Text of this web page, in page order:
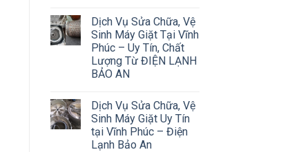
Dịch Vụ Sửa Chữa, Vệ
Sinh Máy Giặt Tại Vĩnh
Phúc – Uy Tín, Chất
Lượng Từ ĐIỆN LẠNH
BẢO AN
Dịch Vụ Sửa Chữa, Vệ
Sinh Máy Giặt Uy Tín
tại Vĩnh Phúc – Điện
Lạnh Bảo An